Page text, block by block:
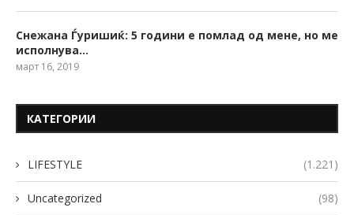
Снежана Ѓуришиќ: 5 години е помлад од мене, но ме
исполнува…
март 16, 2019
КАТЕГОРИИ
LIFESTYLE (1.221)
Uncategorized (98)